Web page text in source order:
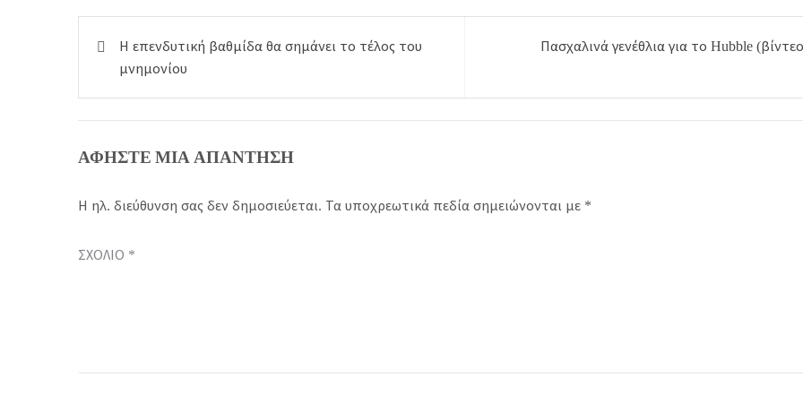
Πλοήγηση
άρθρων
Η επενδυτική βαθμίδα θα σημάνει το τέλος του
μνημονίου
Πασχαλινά γενέθλια για το Hubble
ΑΦΉΣΤΕ ΜΙΑ ΑΠΆΝΤΗΣΗ
Η ηλ. διεύθυνση σας δεν δημοσιεύεται. Τα υποχρεωτικά πεδία σημειώνονται με *
ΣΧΌΛΙΟ *